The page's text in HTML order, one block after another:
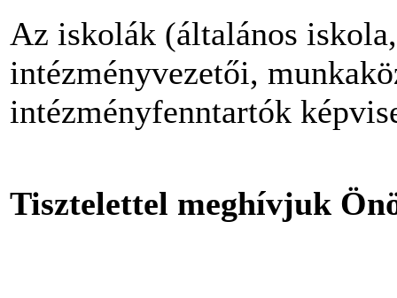
Az iskolák (általános
intézményvezetői,
intézményfenntartók
Tisztelettel meghívjuk